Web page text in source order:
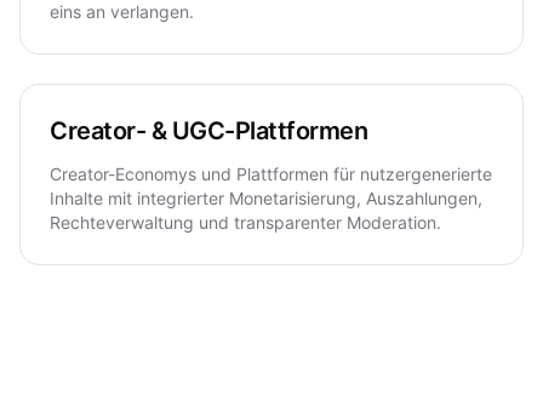
eins an verlangen.
Creator- & UGC-Plattformen
Creator-Economys und Plattformen für nutzergenerierte
Inhalte mit integrierter Monetarisierung, Auszahlungen,
Rechteverwaltung und transparenter Moderation.